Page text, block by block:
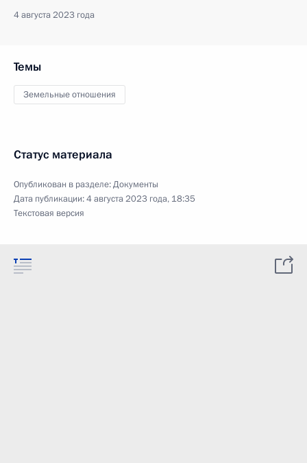
4 августа 2023 года
Темы
Земельные отношения
Статус материала
Опубликован в разделе:Документы
Дата публикации:4 августа 2023 года, 18:35
Текстовая версия